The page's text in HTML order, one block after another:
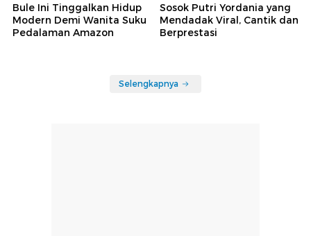
Bule Ini Tinggalkan Hidup
Modern Demi Wanita Suku
Pedalaman Amazon
Sosok Putri Yordania yang
Mendadak Viral, Cantik dan
Berprestasi
Selengkapnya